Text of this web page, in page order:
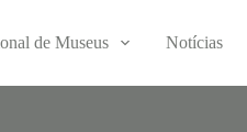
de Museus Notícias